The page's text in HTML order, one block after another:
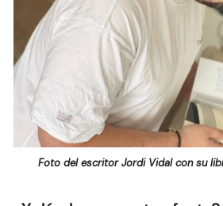
Foto del escritor Jordi Vidal con su